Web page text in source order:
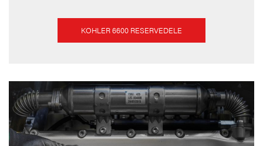
KOHLER 6600 RESERVEDELE